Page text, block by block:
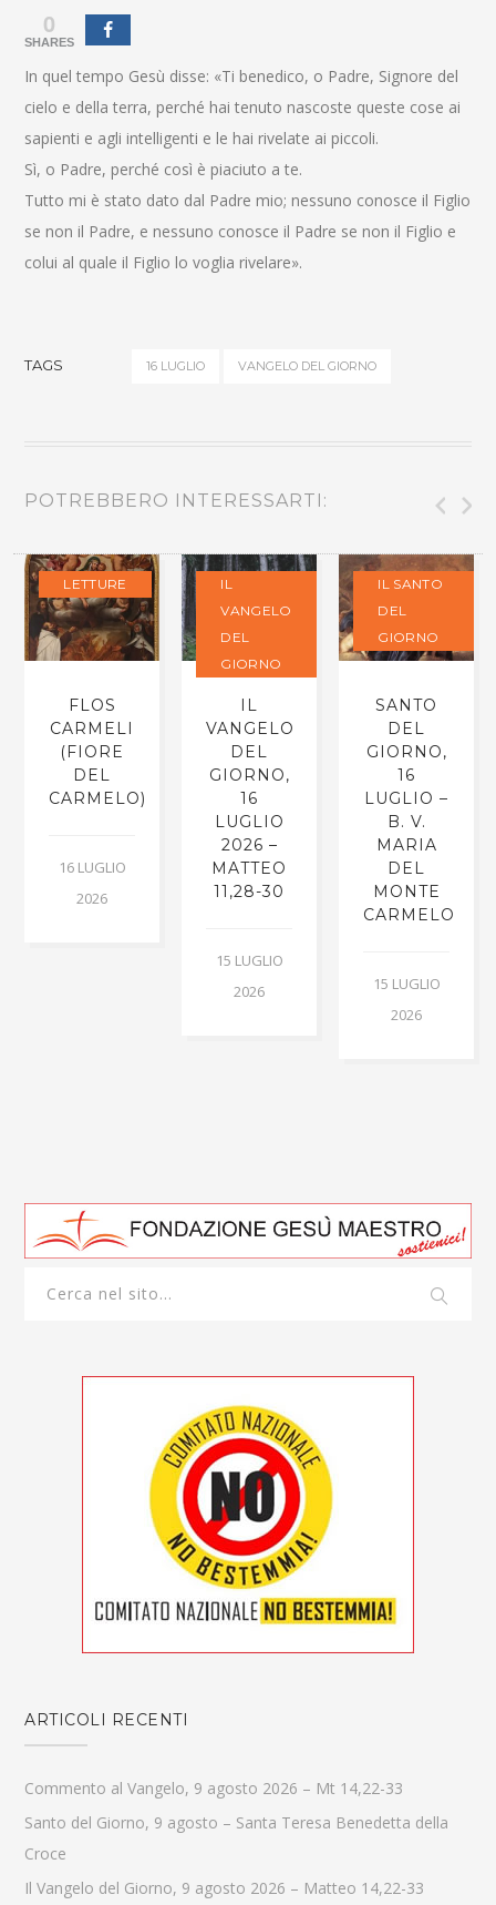
0
SHARES
In quel tempo Gesù disse: «Ti benedico, o Padre, Signore del
cielo e della terra, perché hai tenuto nascoste queste cose ai
sapienti e agli intelligenti e le hai rivelate ai piccoli.
Sì, o Padre, perché così è piaciuto a te.
Tutto mi è stato dato dal Padre mio; nessuno conosce il Figlio
se non il Padre, e nessuno conosce il Padre se non il Figlio e
colui al quale il Figlio lo voglia rivelare».
TAGS 16 LUGLIO VANGELO DEL GIORNO
POTREBBERO INTERESSARTI:
LETTURE
FLOS
CARMELI
(FIORE
DEL
CARMELO)
16 LUGLIO
2026
IL
VANGELO
DEL
GIORNO
IL
VANGELO
DEL
GIORNO,
16
LUGLIO
2026 –
MATTEO
11,28-30
15 LUGLIO
2026
IL SANTO
DEL
GIORNO
SANTO
DEL
GIORNO,
16
LUGLIO –
B. V.
MARIA
DEL
MONTE
CARMELO
15 LUGLIO
2026
ARTICOLI RECENTI
Commento al Vangelo, 9 agosto 2026 – Mt 14,22-33
Santo del Giorno, 9 agosto – Santa Teresa Benedetta della
Croce
Il Vangelo del Giorno, 9 agosto 2026 – Matteo 14,22-33